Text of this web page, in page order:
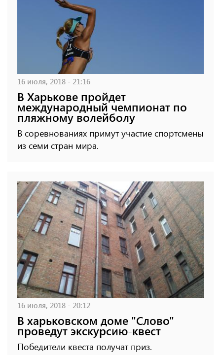
16 июля, 2018 - 21:16
В Харькове пройдет
международный чемпионат по
пляжному волейболу
В соревнованиях примут участие спортсмены
из семи стран мира.
16 июля, 2018 - 20:12
В харьковском доме "Слово"
проведут экскурсию-квест
Победители квеста получат приз.